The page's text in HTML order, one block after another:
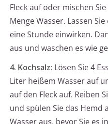
Fleck auf oder mischen
Menge Wasser. Lassen
eine Stunde einwirken.
aus und waschen es wie
4. Kochsalz: Lösen Sie 4
Liter heißem Wasser auf
auf den Fleck auf. Reiben
und spülen Sie das Hemd
Wasser aus, bevor Sie es